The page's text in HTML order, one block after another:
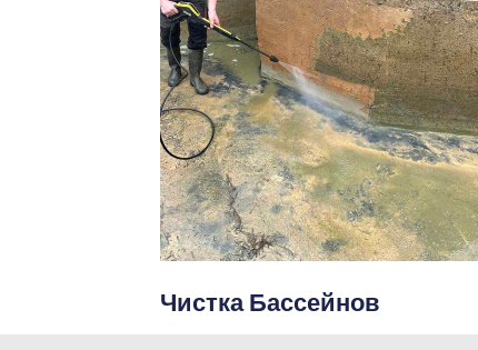
Чистка Бассейнов